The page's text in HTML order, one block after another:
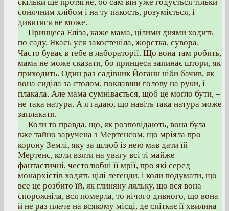
сонячним хлібом і на ту пакость, розуміється, і
дивитися не може.
Принцеса Еліза, каже мама, цілими днями ходить
по саду. Якась уся закостеніла, жорстка, сувора.
Часто буває в тебе в лабораторії. Що вона там робить,
мама не може сказати, бо принцеса запинає штори, як
приходить. Один раз садівник Йоганн ніби бачив, як
вона сиділа за столом, поклавши голову на руки, і
плакала. Але мама сумнівається, щоб це могло бути, –
не така натура. А я гадаю, що навіть така натура може
заплакати.
Коли то правда, що, як розповідають, вона була
вже тайно заручена з Мертенсом, що мріяла про
корону Землі, яку за шлюб із нею мав дати їй
Мертенс, коли взяти на увагу всі ті майже
фантастичні, честолюбні її мрії, про які серед
монархістів ходять цілі легенди, і коли подумати, що
все це розбито їй, як глиняну ляльку, що вся вона
спорожніла, вся померла, то нічого дивного, що вона
й не раз плаче на всякому місці, де спіткає її хвилина